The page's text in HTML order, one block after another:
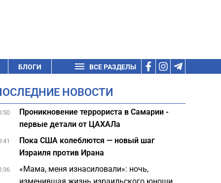
БЛОГИ ВСЕ РАЗДЕЛЫ
НОВОСТИ
Проникновение террориста в Самарии -
первые детали от ЦАХАЛа
Пока США колеблются — новый шаг
Израиля против Ирана
«Мама, меня изнасиловали»: ночь,